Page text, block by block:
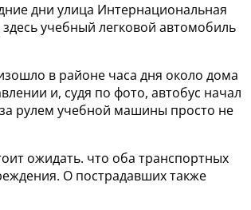
дни улица Интернациональная
учебный легковой автомобиль
в районе часа дня около дома
и, судя по фото, автобус начал
рулем учебной машины просто не
ожидать. что оба транспортных
О пострадавших также